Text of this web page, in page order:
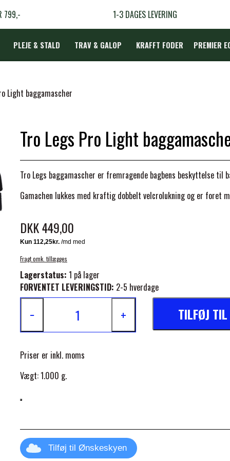
799,- 1-3 DAGES LEVERING
PLEJE & STALD TRAV & GALOP KRAFFT FODER PREMIER
Light baggamascher
Tro Legs Pro Light
Tro Legs baggamascher er fremragende bagbens beskyttelse til
Gamachen lukkes med kraftig dobbelt velcrolukning og er foret
DKK 449,00
Fragt omk. tillægges
Lagerstatus: 1 på lager
FORVENTET LEVERINGSTID: 2-5 hverdage
− + TILFØJ
Priser er inkl. moms
Vægt: 1.000 g.
Tilføj til Ønskeskyen